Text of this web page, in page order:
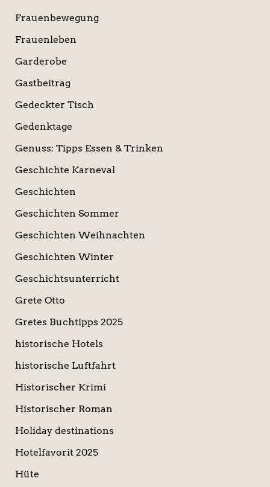
Frauenbewegung
Frauenleben
Garderobe
Gastbeitrag
Gedeckter Tisch
Gedenktage
Genuss: Tipps Essen & Trinken
Geschichte Karneval
Geschichten
Geschichten Sommer
Geschichten Weihnachten
Geschichten Winter
Geschichtsunterricht
Grete Otto
Gretes Buchtipps 2025
historische Hotels
historische Luftfahrt
Historischer Krimi
Historischer Roman
Holiday destinations
Hotelfavorit 2025
Hüte